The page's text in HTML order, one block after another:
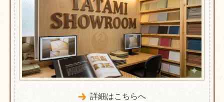
詳細はこちらへ